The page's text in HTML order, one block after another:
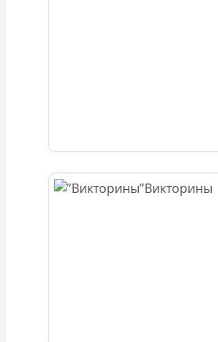
Викторины